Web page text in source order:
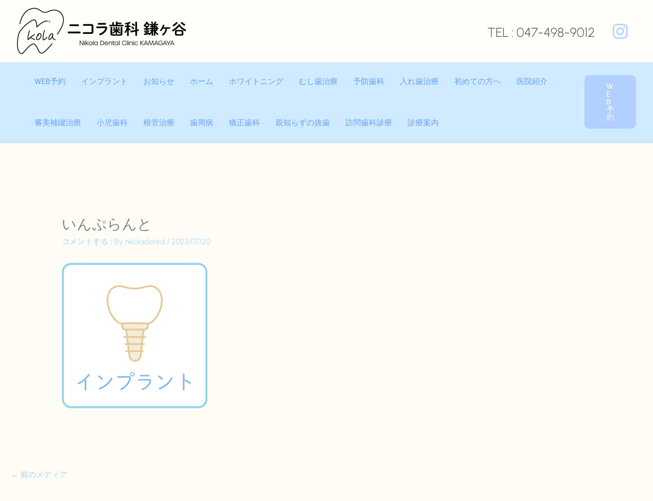
キ
TEL : 047-498-9012
WEB予約 インプラント お知らせ ホーム ホワイトニング むし歯治療 予防歯科 入れ歯治療 初めての方へ 医院紹介
審美補綴治療 小児歯科 根管治療 歯周病 矯正歯科 親知らずの抜歯 訪問歯科診療 診療案内
W
E
B
予
約
いんぷらんと
コメントする / By nikoladental / 2023/07/20
← 前のメディア